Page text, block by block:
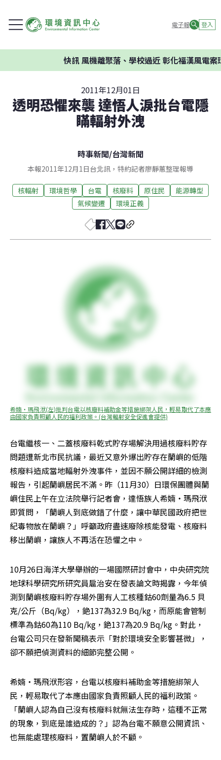
電子報 登入
快訊風機離聚落、學校過近 彰化福漢風電案環委
2011年12月01日
透明恐懼來襲 達悟人淚批台電隱
瞞輻射外洩
時事新聞/台灣新聞
本報2011年12月1日台北訊，特約記者廖靜蕙整理報導
核輻射 環境哲學 台電 核廢料 原住民
能源轉型
氣候變遷
環境正義
希婻‧瑪飛洑(左)批判台電以核廢料補助金等措施綁架人民，輕易取代了本應
由國家負責照顧人民的福利政策。(台灣輻射安全促進會提供)
台電繼核一、二蓋核廢料乾式貯存場解決用過核廢料貯存
問題遭新北市民抗議，最近又意外爆出貯存在蘭嶼的低階
核廢料造成當地輻射外洩事件，並因不願公開詳細的檢測
報告，引起蘭嶼居民不滿。昨（11月30）日環保團體與蘭
嶼住民上午在立法院舉行記者會，達悟族人希婻‧瑪飛洑
即質問，「蘭嶼人到底做錯了什麼，讓中華民國政府把世
紀毒物放在蘭嶼？」呼籲政府盡速廢除核能發電、核廢料
移出蘭嶼，讓族人不再活在恐懼之中。
10月26日海洋大學舉辦的一場國際研討會中，中央研究院
地球科學研究所研究員扈治安在發表論文時揭露，今年偵
測到蘭嶼核廢料貯存場外圍有人工核種鈷60劑量為6.5 貝
克/公斤（Bq/kg），銫137為32.9 Bq/kg，而原能會管制
標準為鈷60為110 Bq/kg，銫137為20.9 Bq/kg。對此，
台電公司只在發新聞稿表示「對於環境安全影響甚微」，
卻不願把偵測資料的細節完整公開。
希婻‧瑪飛洑形容，台電以核廢料補助金等措施綁架人
民，輕易取代了本應由國家負責照顧人民的福利政策。
「蘭嶼人認為自己沒有核廢料就無法生存時，這種不正常
的現象，到底是誰造成的？」認為台電不願意公開資訊、
也無能處理核廢料，置蘭嶼人於不顧。